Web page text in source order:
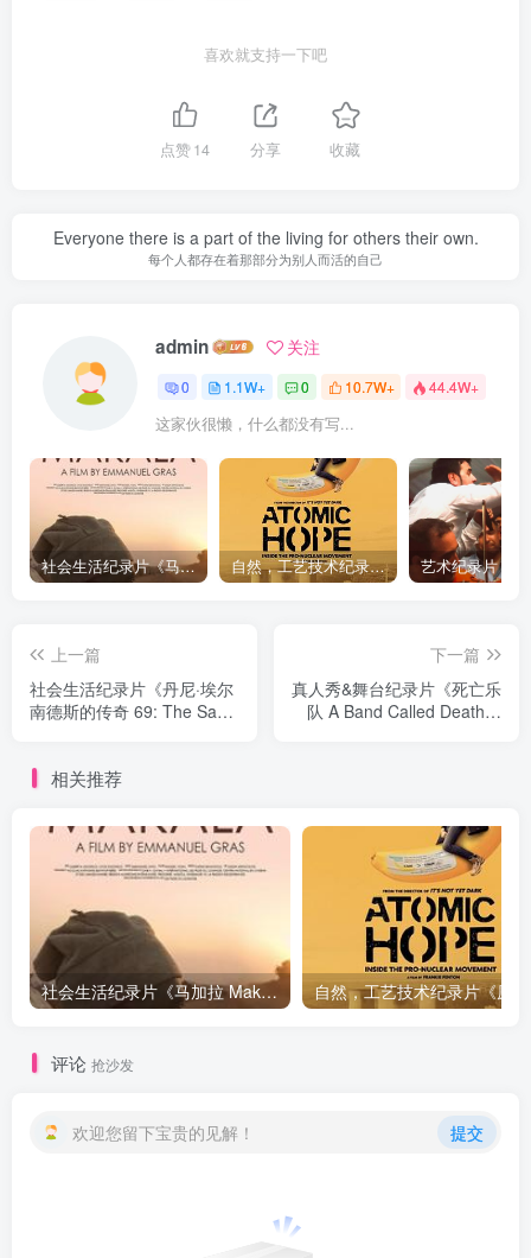
喜欢就支持一下吧
点赞14 分享 收藏
Everyone there is a part of the living for others their own.
每个人都存在着那部分为别人而活的自己
admin 关注
0 1.1W+ 0 10.7W+ 44.4W+
这家伙很懒，什么都没有写...
社会生活纪录片《马加拉 Makala》下载 自然，工艺技术纪录片《原子能的希望 Atomic Hope – Inside the Pro-Nuclear Movement》下载
上一篇
社会生活纪录片《丹尼·埃尔
南德斯的传奇 69: The Saga
下一篇
真人秀&舞台纪录片《死亡乐
队 A Band Called Death》
相关推荐
社会生活纪录片《马加拉 Makala》下载
评论 抢沙发
欢迎您留下宝贵的见解！ 提交